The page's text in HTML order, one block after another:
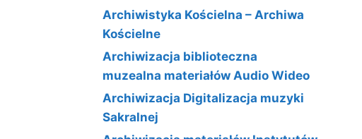
Archiwistyka Kościelna – Archiwa
Kościelne
Archiwizacja biblioteczna
muzealna materiałów Audio Wideo
Archiwizacja Digitalizacja muzyki
Sakralnej